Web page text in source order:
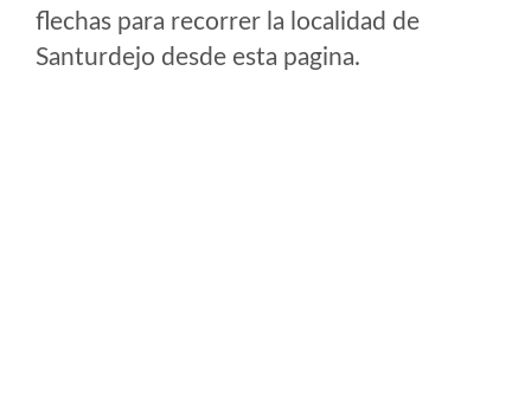
flechas para recorrer la localidad de
Santurdejo desde esta pagina.